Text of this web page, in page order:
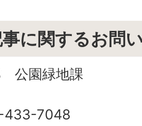
に関するお問
公園緑地課
433-7048